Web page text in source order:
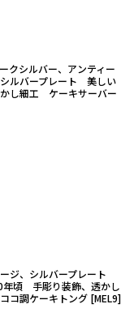
クシルバー、アンティー
ルバープレート 美しい
し細工 ケーキサーバー
ジ、シルバープレート
頃 手彫り装飾、透かし
コ調ケーキトング [MEL9]